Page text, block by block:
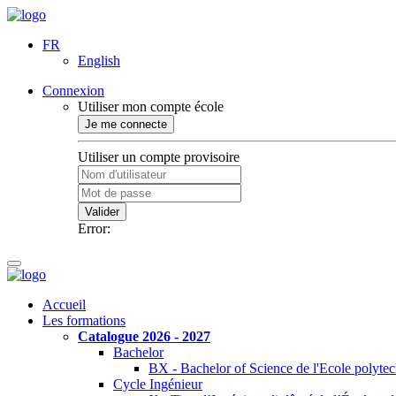
FR
English
Connexion
Utiliser mon compte école
Je me connecte
Utiliser un compte provisoire
Valider
Error:
Accueil
Les formations
Catalogue 2026 - 2027
Bachelor
BX - Bachelor of Science de l'Ecole
Cycle Ingénieur